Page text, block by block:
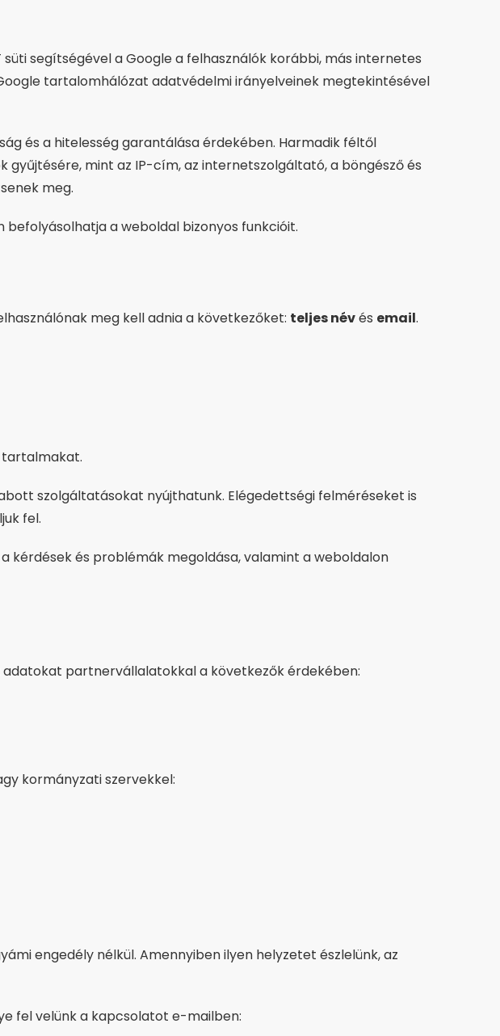
segítségével a Google a felhasználók korábbi, más internetes
tartalomhálózat adatvédelmi irányelveinek megtekintésével
és a hitelesség garantálása érdekében. Harmadik féltől
mint az IP-cím, az internetszolgáltató, a böngésző és
meg.
a weboldal bizonyos funkcióit.
meg kell adnia a következőket: teljes névés email.
tartalmakat.
szolgáltatásokat nyújthatunk. Elégedettségi felméréseket is
fel.
kérdések és problémák megoldása, valamint a weboldalon
partnervállalatokkal a következők érdekében:
kormányzati szervekkel:
engedély nélkül. Amennyiben ilyen helyzetet észlelünk, az
fel velünk a kapcsolatot e-mailben: